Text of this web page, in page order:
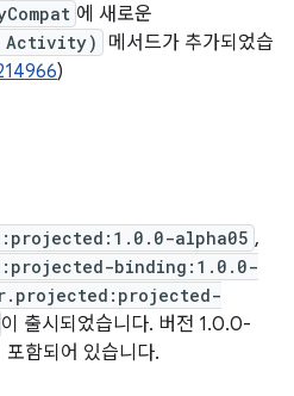
에 새로운
Activity)
메서드가 추가되었습
)
alpha05 ,
binding:1.0.0-
이 출시되었습니다. 버전 1.0.0-
포함되어 있습니다.